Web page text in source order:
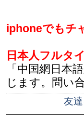
iphoneでもチ
日本人フルタ
「中国網日本
じます。問い
友